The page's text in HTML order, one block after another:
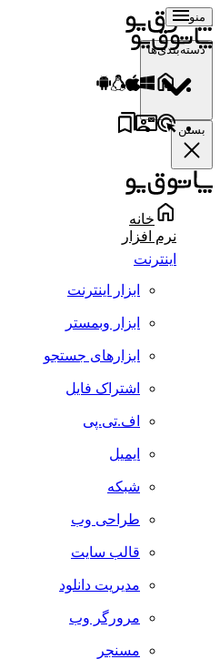
منو
دسته‌بندی‌ها
بستن
خانه
نرم افزار
اینترنت
ابزار اینترنت
ابزار وبمستر
ابزارهای جستجو
اشتراک فایل
اف.تی.پی
ایمیل
شبکه
طراحی وب
قالب سایت
مدیریت دانلود
مرورگر وب
مسنجر